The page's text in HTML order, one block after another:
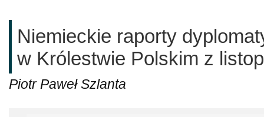
Niemieckie raporty
w Królestwie Polskim z
Piotr Paweł Szlanta